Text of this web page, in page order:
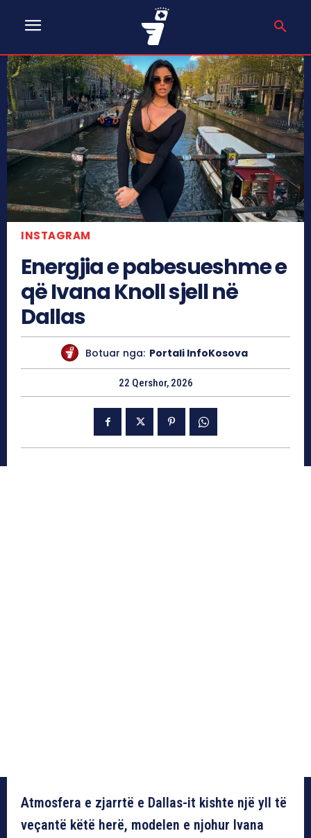
INSTAGRAM
Energjia e pabesueshme e
që Ivana Knoll sjell në
Dallas
Botuar nga: Portali InfoKosova
22 Qershor, 2026
Atmosfera e zjarrtë e Dallas-it kishte një yll të
veçantë këtë herë, modelen e njohur Ivana